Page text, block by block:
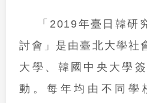
「2019年臺日韓研
討會」是由臺北大學社
大學、韓國中央大學
動。每年均由不同學